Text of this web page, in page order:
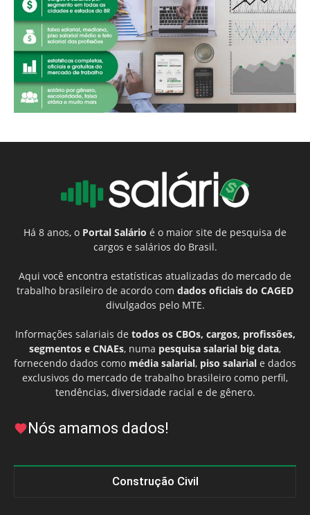
Há 8 anos, o Portal Salário é o maior site de pesquisa de
cargos e salários do Brasil.
Aqui você encontra estatísticas atualizadas do mercado de
trabalho brasileiro de acordo com dados oficiais do CAGED
divulgados pelo MTE.
Informações salariais de todos os CBOs, cargos, profissões,
segmentos e CNAEs, numa pesquisa salarial big data,
fornecendo dados como média salarial, piso salarial e dados
exclusivos do mercado de trabalho brasileiro como perfil,
tendências, diversidade racial e de gênero.
Nós amamos dados!
Construção Civil